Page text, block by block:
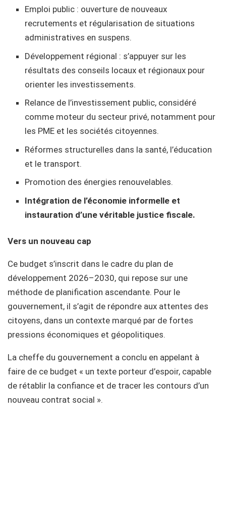
Emploi public : ouverture de nouveaux
recrutements et régularisation de situations
administratives en suspens.
Développement régional : s’appuyer sur les
résultats des conseils locaux et régionaux pour
orienter les investissements.
Relance de l’investissement public, considéré
comme moteur du secteur privé, notamment pour
les PME et les sociétés citoyennes.
Réformes structurelles dans la santé, l’éducation
et le transport.
Promotion des énergies renouvelables.
Intégration de l’économie informelle et
instauration d’une véritable justice fiscale.
Vers un nouveau cap
Ce budget s’inscrit dans le cadre du plan de
développement 2026–2030, qui repose sur une
méthode de planification ascendante. Pour le
gouvernement, il s’agit de répondre aux attentes des
citoyens, dans un contexte marqué par de fortes
pressions économiques et géopolitiques.
La cheffe du gouvernement a conclu en appelant à
faire de ce budget « un texte porteur d’espoir, capable
de rétablir la confiance et de tracer les contours d’un
nouveau contrat social ».